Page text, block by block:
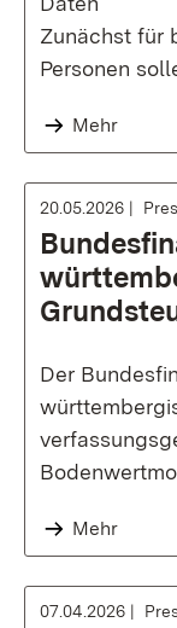
Zunächst für
Personen
Mehr
20.05.2026
Der
Mehr
07.04.2026